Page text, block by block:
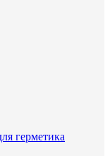
герметика